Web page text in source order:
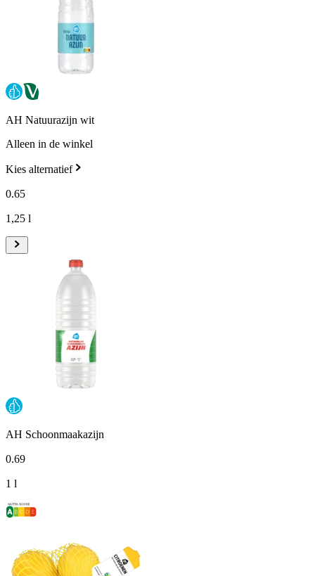
AH Natuurazijn wit
Alleen in de winkel
Kies alternatief
0.65
1,25 l
AH Schoonmaakazijn
0.69
1 l